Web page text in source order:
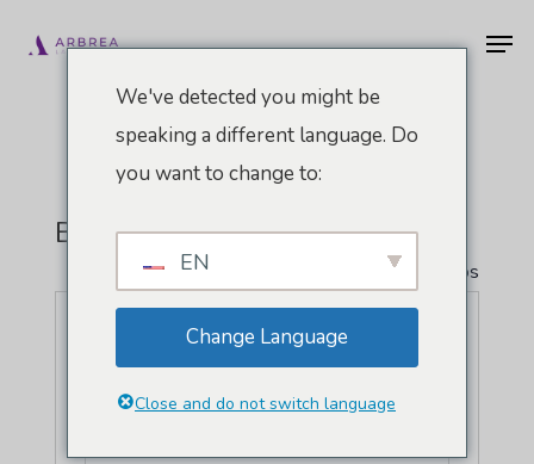
para
Boston, EUA
" Todos Eventos
We've detected you might be
speaking a different language. Do
you want to change to:
EN
Change Language
Close and do not switch language